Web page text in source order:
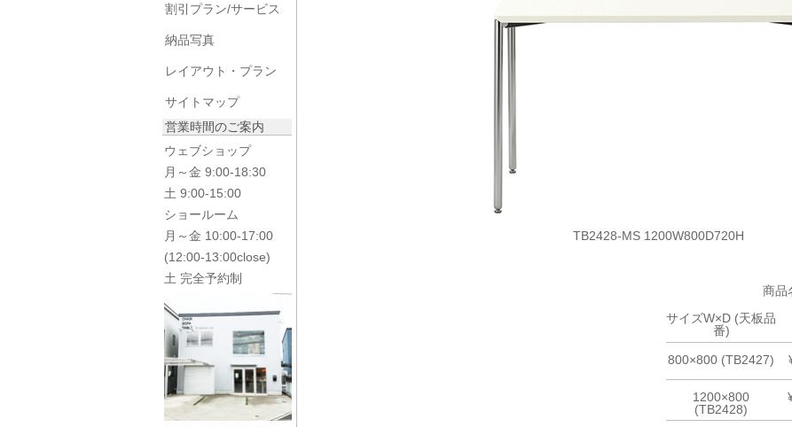
割引プラン/サービス
納品写真
レイアウト・プラン
サイトマップ
営業時間のご案内
ウェブショップ
月～金 9:00-18:30
土 9:00-15:00
ショールーム
月～金 10:00-17:00
(12:00-13:00close)
土 完全予約制
TB2428-MS 1200W800D720H
商品
サイズW×D (天板品
番)
800×800 (TB2427)
1200×800
(TB2428)